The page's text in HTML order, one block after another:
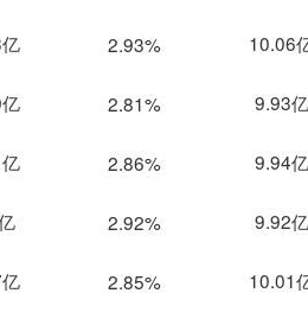
2.93% 10.06
2.81% 9.93亿
2.86% 9.94亿
2.92% 9.92亿
2.85% 10.01